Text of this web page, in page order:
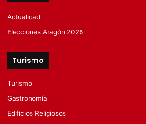
Actualidad
Elecciones Aragón 2026
Turismo
Turismo
Gastronomía
Edificios Religiosos